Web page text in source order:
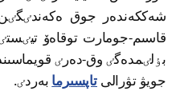
شەككەندەر جوق
قاسىم-جومارت توقاەۆ
بٶلٸمدەگٸ وق-دەرٸ
جويۋ تۋرالىتاپسىرما بەردٸ.